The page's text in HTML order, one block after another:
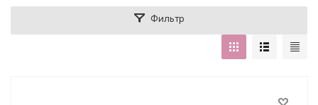
Фильтр